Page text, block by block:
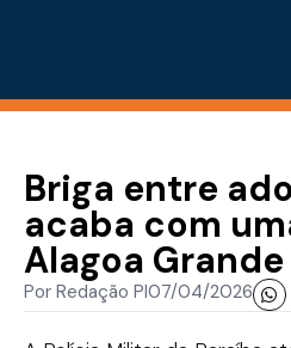
Briga entre
acaba com
Alagoa Grande
Por Redação PI07/04/2026